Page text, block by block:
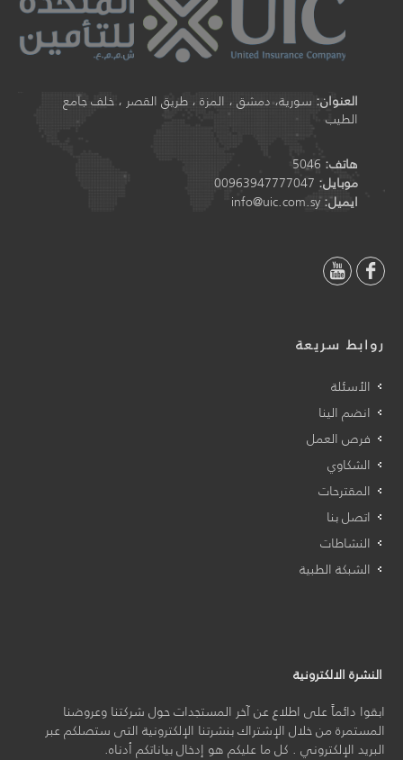
العنوان: سورية، دمشق ، المزة ، طريق القصر ، خلف جامع
الطيب
هاتف: 5046
موبايل: 00963947777047
ايميل:info@uic.com.sy
روابط سريعة
الأسئلة
انضم الينا
فرص العمل
الشكاوي
المقترحات
اتصل بنا
النشاطات
الشبكة الطبية
النشرة الالكترونية
ابقوا دائماً على اطلاع عن آخر المستجدات حول شركتنا وعروضنا
المستمرة من خلال الإشتراك بنشرتنا الإلكترونية التى ستصلكم عبر
البريد الإلكتروني . كل ما عليكم هو إدخال بياناتكم أدناه.